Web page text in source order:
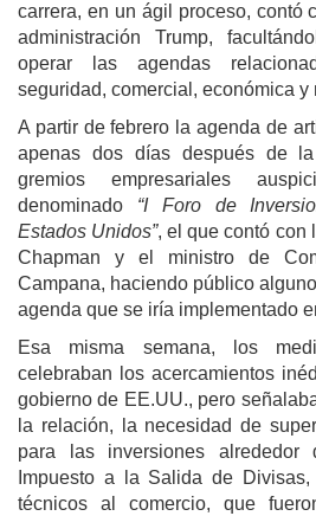
carrera, en un ágil proceso, contó
administración Trump,
operar las agendas
seguridad, comercial, económica y
A partir de febrero la agenda de
apenas dos días después de
gremios empresariales
denominado “I Foro de
Estados Unidos”, el que contó con
Chapman y el ministro de
Campana, haciendo público
agenda que se iría implementado
Esa misma semana, los
celebraban los acercamientos
gobierno de EE.UU., pero
la relación, la necesidad de
para las inversiones
Impuesto a la Salida de
técnicos al comercio, que